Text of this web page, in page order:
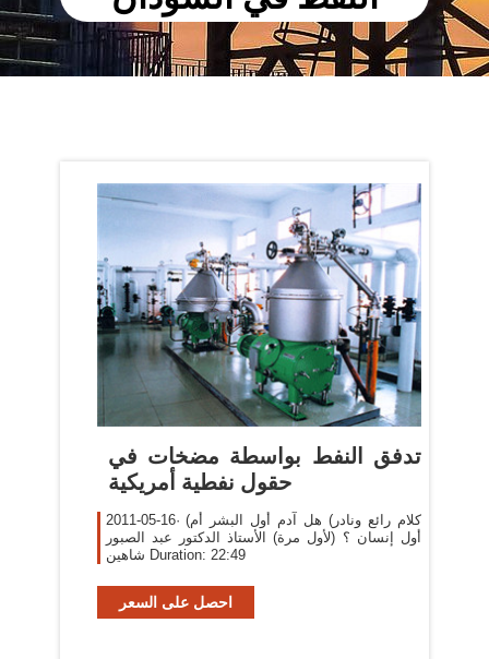
‫تدفق النفط بواسطة مضخات في
حقول نفطية أمريكية
2011-05-16· (كلام رائع ونادر) هل آدم أول البشر أم
أول إنسان ؟ (لأول مرة) الأستاذ الدكتور عبد الصبور
شاهين Duration: 22:49
احصل على السعر